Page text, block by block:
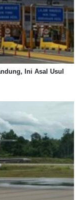
Ini Asal Usul